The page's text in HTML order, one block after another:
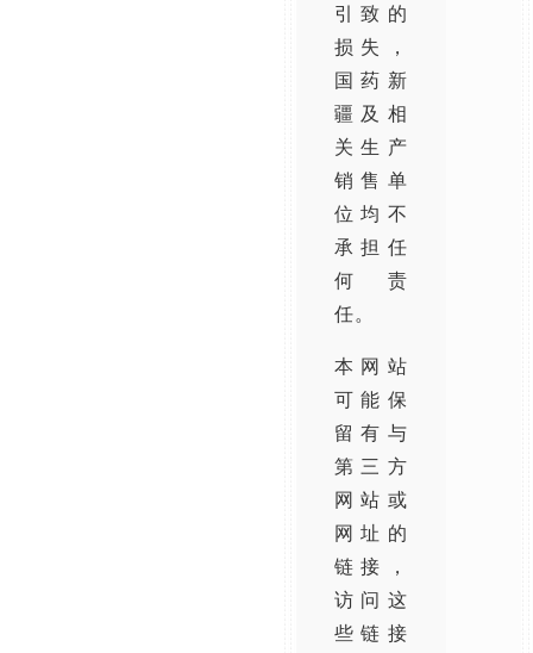
引致的
损失，
国药新
疆及相
关生产
销售单
位均不
承担任
何责
任。
本网站
可能保
留有与
第三方
网站或
网址的
链接，
访问这
些链接